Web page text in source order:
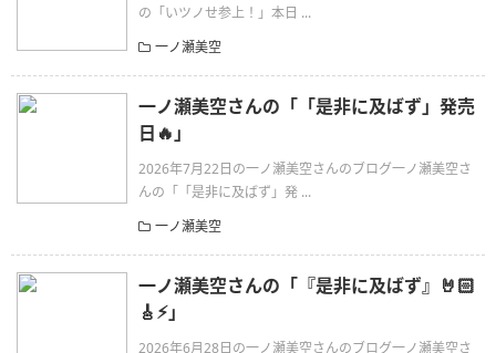
の「いツノせ参上！」本日 ...
一ノ瀬美空
一ノ瀬美空さんの「「是非に及ばず」発売
日🔥」
2026年7月22日の一ノ瀬美空さんのブログ一ノ瀬美空さ
んの「「是非に及ばず」発 ...
一ノ瀬美空
一ノ瀬美空さんの「『是非に及ばず』🤘🏻
🎸⚡︎」
2026年6月28日の一ノ瀬美空さんのブログ一ノ瀬美空さ